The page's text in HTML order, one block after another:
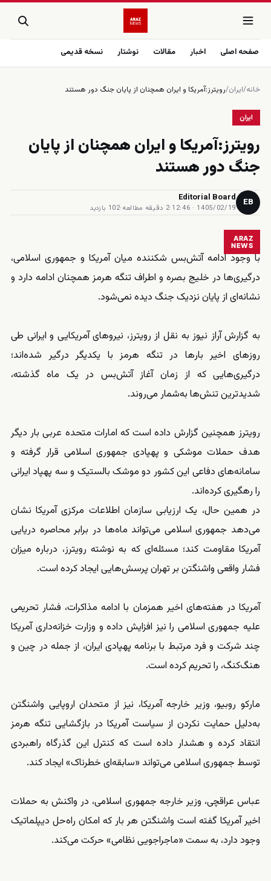
صفحه اصلی اخبار مقالات نوشتار نسخه قدیمی
خانه/ایران/رويترز:آمريكا و ايران همچنان از پايان جنگ دور هستند
ایران
رويترز:آمريكا و ايران همچنان از پايان
جنگ دور هستند
EB
Editorial Board
1405/02/19 · 12:46
·2 دقیقه مطالعه ·102 بازدید
ARAZ
NEWS
با وجود ادامه آتش‌بس شکننده میان آمریکا و جمهوری اسلامی،
درگیری‌ها در خلیج بصره و اطراف تنگه هرمز همچنان ادامه دارد و
نشانه‌ای از پایان نزدیک جنگ دیده نمی‌شود.
به گزارش آراز نیوز به نقل از رویترز، نیروهای آمریکایی و ایرانی طی
روزهای اخیر بارها در تنگه هرمز با یکدیگر درگیر شده‌اند؛
درگیری‌هایی که از زمان آغاز آتش‌بس در یک ماه گذشته،
شدیدترین تنش‌ها به‌شمار می‌روند.
رویترز همچنین گزارش داده است که امارات متحده عربی بار دیگر
هدف حملات موشکی و پهپادی جمهوری اسلامی قرار گرفته و
سامانه‌های دفاعی این کشور دو موشک بالستیک و سه پهپاد ایرانی
را رهگیری کرده‌اند.
در همین حال، یک ارزیابی سازمان اطلاعات مرکزی آمریکا نشان
می‌دهد جمهوری اسلامی می‌تواند ماه‌ها در برابر محاصره دریایی
آمریکا مقاومت کند؛ مسئله‌ای که به نوشته رویترز، درباره میزان
فشار واقعی واشنگتن بر تهران پرسش‌هایی ایجاد کرده است.
آمریکا در هفته‌های اخیر همزمان با ادامه مذاکرات، فشار تحریمی
علیه جمهوری اسلامی را نیز افزایش داده و وزارت خزانه‌داری آمریکا
چند شرکت و فرد مرتبط با برنامه پهپادی ایران، از جمله در چین و
هنگ‌کنگ، را تحریم کرده است.
مارکو روبیو، وزیر خارجه آمریکا، نیز از متحدان اروپایی واشنگتن
به‌دلیل حمایت نکردن از سیاست آمریکا در بازگشایی تنگه هرمز
انتقاد کرده و هشدار داده است که کنترل این گذرگاه راهبردی
توسط جمهوری اسلامی می‌تواند «سابقه‌ای خطرناک» ایجاد کند.
عباس عراقچی، وزیر خارجه جمهوری اسلامی، در واکنش به حملات
اخیر آمریکا گفته است واشنگتن هر بار که امکان راه‌حل دیپلماتیک
وجود دارد، به سمت «ماجراجویی نظامی» حرکت می‌کند.